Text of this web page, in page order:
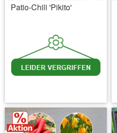
Patio-Chili 'Pikito'